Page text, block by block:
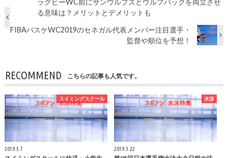
ラグビーWC前にサンウルブズとウルフパックを両立させ
る意味は？メリットとデメリットも
FIBAバスケWC2019のセネガル代表メンバー注目選手・
監督や順位を予想！
RECOMMEND こちらの記事も人気です。
スイミングスクール
2019.5.7
水泳
2019.3.22